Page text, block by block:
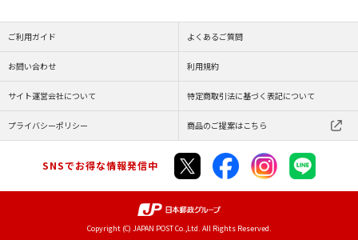
ご利用ガイド よくあるご質問
お問い合わせ 利用規約
サイト運営会社について 特定商取引法に基づく表記について
プライバシーポリシー 商品のご提案はこちら
SNSでお得な情報発信中
Copyright (C) JAPAN POST Co.,Ltd. All Rights Reserved.